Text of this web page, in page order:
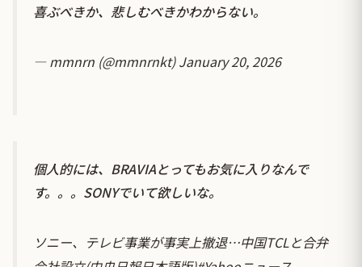
喜ぶべきか、悲しむべきかわからない。
— mmnrn (@mmnrnkt)January 20, 2026
個人的には、BRAVIAとってもお気に入りなんで
す。。。SONYでいて欲しいな。
ソニー、テレビ事業が事実上撤退…中国TCLと合弁